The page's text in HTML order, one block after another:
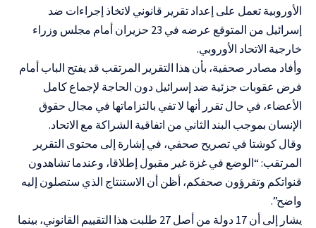
الأوروبية تعمل على إعداد تقرير قانوني لاتخاذ إجراءات ضد
إسرائيل من المتوقع عرضه في 23 حزيران أمام مجلس وزراء
خارجية الاتحاد الأوروبي.
وأفاد مصادر صحفية، بأن هذا التقرير المرتقب قد يفتح الباب أمام
فرض عقوبات جزئية ضد إسرائيل دون الحاجة لإجماع كامل
الأعضاء، في حال تقرر أنها لا تفي بالتزاماتها في مجال حقوق
الإنسان بموجب البند الثاني من اتفاقية الشراكة مع الاتحاد.
وقال كوشتا في تصريح صحفي، في إشارة إلى محتوى التقرير
المرتقب: “الوضع في غزة غير مقبول إطلاقا، وعندما تشاهدون
قنواتكم وتقرؤون صحفكم، أظن أن الاستنتاج الذي ستصلون إليه
واضح”.
يشار إلى أن 17 دولة من أصل 27 طلبت هذا التقييم القانوني، بينما